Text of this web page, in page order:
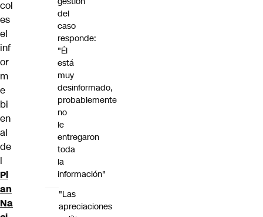
col
es
el
inf
or
m
e
bi
en
al
de
l
Pl
an
Na
del
caso
responde:
"Él
está
muy
desinformado,
probablemente
no
le
entregaron
toda
la
información"
"Las
apreciaciones